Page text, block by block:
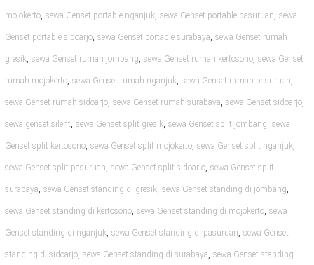
mojokerto, sewa Genset portable nganjuk, sewa Genset portable pasuruan, sewa
Genset portable sidoarjo, sewa Genset portable surabaya, sewa Genset rumah
gresik, sewa Genset rumah jombang, sewa Genset rumah kertosono, sewa Genset
rumah mojokerto, sewa Genset rumah nganjuk, sewa Genset rumah pasuruan,
sewa Genset rumah sidoarjo, sewa Genset rumah surabaya, sewa Genset sidoarjo,
sewa genset silent, sewa Genset split gresik, sewa Genset split jombang, sewa
Genset split kertosono, sewa Genset split mojokerto, sewa Genset split nganjuk,
sewa Genset split pasuruan, sewa Genset split sidoarjo, sewa Genset split
surabaya, sewa Genset standing di gresik, sewa Genset standing di jombang,
sewa Genset standing di kertosono, sewa Genset standing di mojokerto, sewa
Genset standing di nganjuk, sewa Genset standing di pasuruan, sewa Genset
standing di sidoarjo, sewa Genset standing di surabaya, sewa Genset standing